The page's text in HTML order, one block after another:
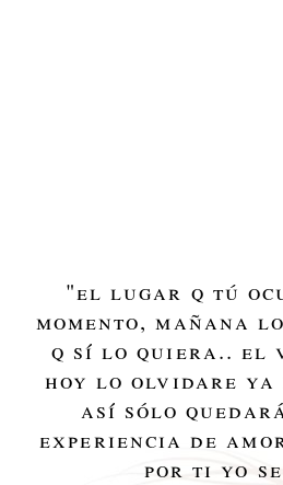
"el lugar q tú
momento, mañana
q sí lo quiera.. el
hoy lo olvidare
así sólo
experiencia de
por ti yo